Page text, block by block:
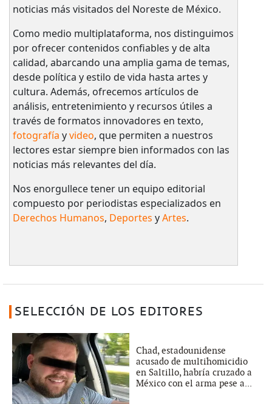
noticias más visitados del Noreste de México.
Como medio multiplataforma, nos distinguimos
por ofrecer contenidos confiables y de alta
calidad, abarcando una amplia gama de temas,
desde política y estilo de vida hasta artes y
cultura. Además, ofrecemos artículos de
análisis, entretenimiento y recursos útiles a
través de formatos innovadores en texto,
fotografía yvideo, que permiten a nuestros
lectores estar siempre bien informados con las
noticias más relevantes del día.
Nos enorgullece tener un equipo editorial
compuesto por periodistas especializados en
Derechos Humanos, Deportes yArtes.
SELECCIÓN DE LOS EDITORES
Chad, estadounidense
acusado de multihomicidio
en Saltillo, habría cruzado a
México con el arma pese a...